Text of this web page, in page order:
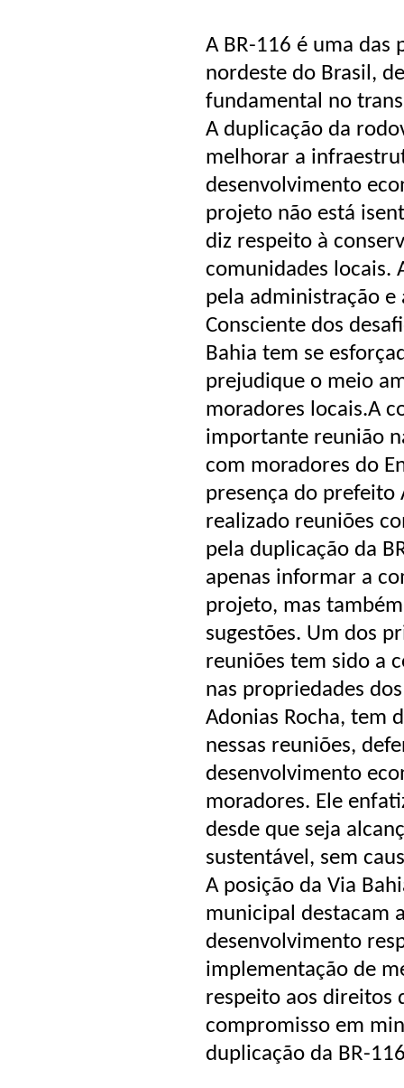
A BR-116 é uma das
nordeste do Brasil,
fundamental no
A duplicação da
melhorar a
desenvolvimento
projeto não está
diz respeito à
comunidades locais.
pela administração e
Consciente dos
Bahia tem se
prejudique o meio
moradores locais.A
importante reunião
com moradores do
presença do prefeito
realizado reuniões
pela duplicação da
apenas informar a
projeto, mas
sugestões. Um dos
reuniões tem sido a
nas propriedades
Adonias Rocha, tem
nessas reuniões,
desenvolvimento
moradores. Ele
desde que seja
sustentável, sem
A posição da Via
municipal destacam
desenvolvimento
implementação de
respeito aos direitos
compromisso em
duplicação da BR-